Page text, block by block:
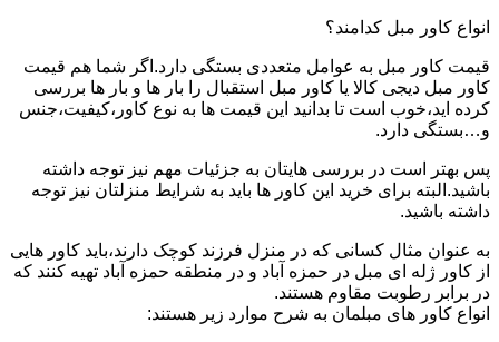
انواع کاور مبل کدامند؟
قیمت کاور مبل به عوامل متعددی بستگی دارد.اگر شما هم قیمت
کاور مبل دیجی کالا یا کاور مبل استقبال را بار ها و بار ها بررسی
کرده اید،خوب است تا بدانید این قیمت ها به نوع کاور،کیفیت،جنس
و…بستگی دارد.
پس بهتر است در بررسی هایتان به جزئیات مهم نیز توجه داشته
باشید.البته برای خرید این کاور ها باید به شرایط منزلتان نیز توجه
داشته باشید.
به عنوان مثال کسانی که در منزل فرزند کوچک دارند،باید کاور هایی
از کاور ژله ای مبل در حمزه آباد و در منطقه حمزه آباد تهیه کنند که
در برابر رطوبت مقاوم هستند.
انواع کاور های مبلمان به شرح موارد زیر هستند: